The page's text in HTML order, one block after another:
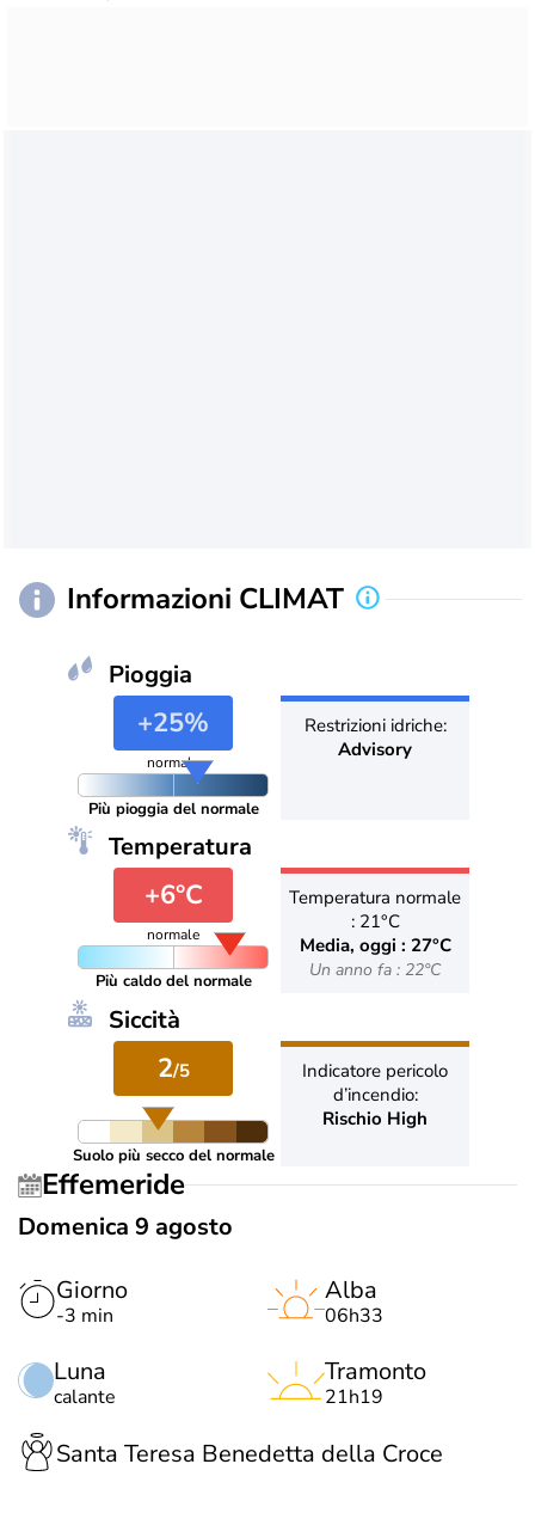
Informazioni CLIMAT
Pioggia
+25%
normale
Più pioggia del normale
Restrizioni idriche:
Advisory
Temperatura
+6°C
normale
Più caldo del normale
Temperatura normale
: 21°C
Media, oggi : 27°C
Un anno fa : 22°C
Siccità
2/5
Suolo più secco del normale
Indicatore pericolo
d’incendio:
Rischio High
Effemeride
Domenica 9 agosto
Giorno
-3 min
Luna
calante
Alba
06h33
Tramonto
21h19
Santa Teresa Benedetta della Croce